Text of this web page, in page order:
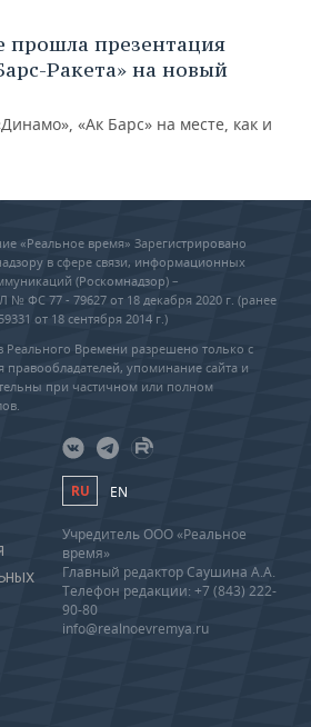
прошла презентация
Ракета» на новый
«Ак Барс» на месте, как и
«Реальное время» Зарегистрировано
в сфере связи, информационных
(Роскомнадзор) –
ФС 77 - 79627 от 18 декабря 2020 г. (ранее
от 18 сентября 2014 г.)
Реального Времени разрешено только с
правообладателей, упоминание сайта и
при частичном или полном
RU EN
Учредитель ООО «Реальное
время»
Главный редактор Саушина А.А.
Телефон редакции: +7 (843) 222-
90-80
info@realnoevremya.ru